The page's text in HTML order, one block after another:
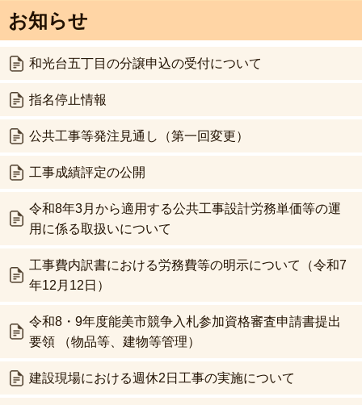
お知らせ
和光台五丁目の分譲申込の受付について
指名停止情報
公共工事等発注見通し（第一回変更）
工事成績評定の公開
令和8年3月から適用する公共工事設計労務単価等の運
用に係る取扱いについて
工事費内訳書における労務費等の明示について（令和7
年12月12日）
令和8・9年度能美市競争入札参加資格審査申請書提出
要領 （物品等、建物等管理）
建設現場における週休2日工事の実施について